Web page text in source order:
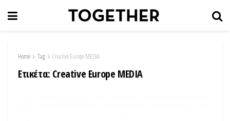
Home Tag Creative Europe MEDIA
Ετικέτα: Creative Europe MEDIA